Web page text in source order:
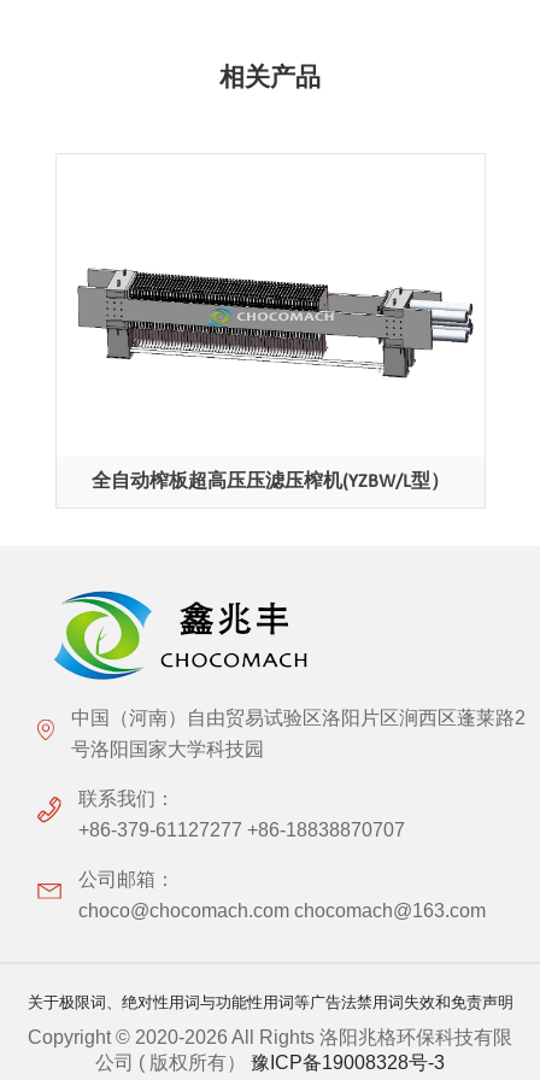
相关产品
全自动榨板超高压压滤压榨机(YZBW/L型）
中国（河南）自由贸易试验区洛阳片区涧西区蓬莱路2
号洛阳国家大学科技园
联系我们：
+86-379-61127277 +86-18838870707
公司邮箱：
choco@chocomach.com chocomach@163.com
关于极限词、绝对性用词与功能性用词等广告法禁用词失效和免责声明
Copyright © 2020-2026 All Rights 洛阳兆格环保科技有限
公司 ( 版权所有） 豫ICP备19008328号-3